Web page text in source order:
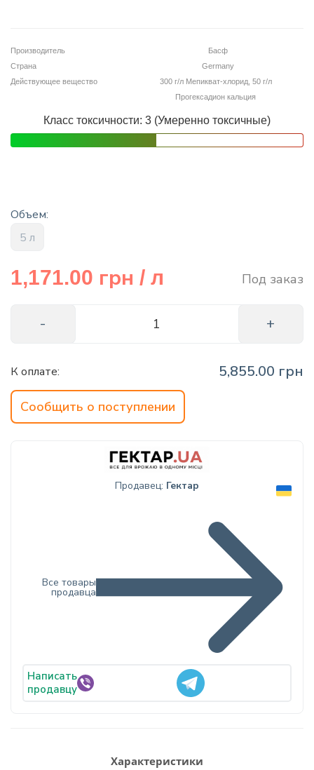
+38 (096) 733
733 0
+38 (066) 733
733 0
info@hectare.ua
Производитель
Басф
Страна
Germany
Действующее вещество
300 г/л Мепикват-хлорид, 50 г/л
Прогексадион кальция
Класс токсичности: 3 (Умеренно токсичные)
Объем:
5 л
1,171.00 грн / л Под заказ
К оплате: 5,855.00 грн
Сообщить о поступлении
Продавец: Гектар
Написать
продавцу
Все товары
продавца
Характеристики